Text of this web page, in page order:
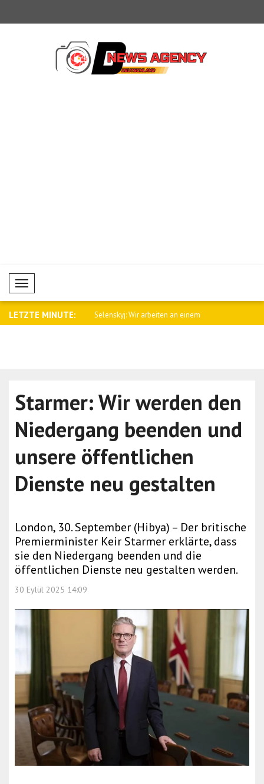
Mobil Menü
LETZTE MINUTE:
der Osterinsel Selenskyj: Wir arbeiten an einem
Starmer: Wir werden den
Niedergang beenden und
unsere öffentlichen
Dienste neu gestalten
London, 30. September (Hibya) – Der britische
Premierminister Keir Starmer erklärte, dass
sie den Niedergang beenden und die
öffentlichen Dienste neu gestalten werden.
30 Eylül 2025 14:09